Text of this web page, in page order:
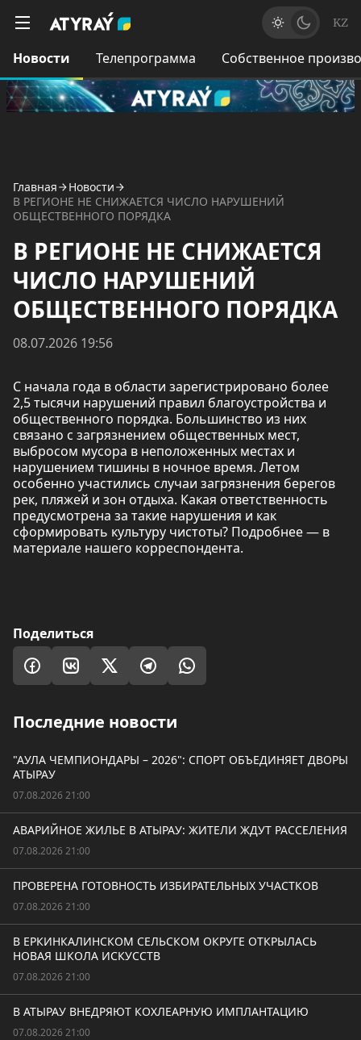
KZ
Новости Телепрограмма Собственное
Главная
Новости
В РЕГИОНЕ НЕ СНИЖАЕТСЯ ЧИСЛО НАРУШЕНИЙ
ОБЩЕСТВЕННОГО ПОРЯДКА
В РЕГИОНЕ НЕ СНИЖАЕТСЯ
ЧИСЛО НАРУШЕНИЙ
ОБЩЕСТВЕННОГО ПОРЯДКА
08.07.2026 19:56
С начала года в области зарегистрировано более
2,5 тысячи нарушений правил благоустройства и
общественного порядка. Большинство из них
связано с загрязнением общественных мест,
выбросом мусора в неположенных местах и
нарушением тишины в ночное время. Летом
особенно участились случаи загрязнения берегов
рек, пляжей и зон отдыха. Какая ответственность
предусмотрена за такие нарушения и как
сформировать культуру чистоты? Подробнее — в
материале нашего корреспондента.
Поделиться
Последние новости
"АУЛА ЧЕМПИОНДАРЫ – 2026": СПОРТ ОБЪЕДИНЯЕТ ДВОРЫ
АТЫРАУ
07.08.2026 21:00
АВАРИЙНОЕ ЖИЛЬЕ В АТЫРАУ: ЖИТЕЛИ ЖДУТ РАССЕЛЕНИЯ
07.08.2026 21:00
ПРОВЕРЕНА ГОТОВНОСТЬ ИЗБИРАТЕЛЬНЫХ УЧАСТКОВ
07.08.2026 21:00
В ЕРКИНКАЛИНСКОМ СЕЛЬСКОМ ОКРУГЕ ОТКРЫЛАСЬ
НОВАЯ ШКОЛА ИСКУССТВ
07.08.2026 21:00
В АТЫРАУ ВНЕДРЯЮТ КОХЛЕАРНУЮ ИМПЛАНТАЦИЮ
07.08.2026 21:00